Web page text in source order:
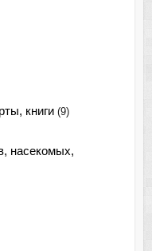
книги (9)
насекомых,